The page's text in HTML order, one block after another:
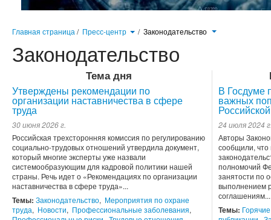
Главная страница / Пресс-центр / Законодательство
Законодательство
Тема дня
Утверждены рекомендации по
организации наставничества в сфере
труда
30 июня 2026 г.
Российская трехсторонняя комиссия по регулированию
социально-трудовых отношений утвердила документ,
который многие эксперты уже назвали
системообразующим для кадровой политики нашей
страны. Речь идет о «Рекомендациях по организации
наставничества в сфере труда»...
Темы: Законодательство, Мероприятия по охране
труда, Новости, Профессиональные заболевания,
В Госдуме
важных
24 июля 2024
Авторы
сообщили,
полномочий
занятости по
выполнением
соглашениям...
Темы: